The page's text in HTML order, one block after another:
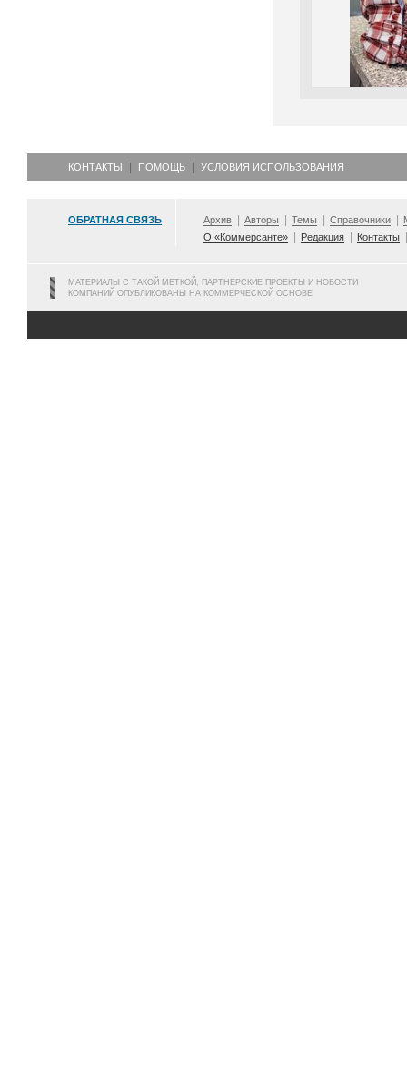
КОНТАКТЫ ПОМОЩЬ УСЛОВИЯ ИСПОЛЬЗОВАНИЯ
ОБРАТНАЯ СВЯЗЬ Архив Авторы Темы Справочники
О «Коммерсанте»
Редакция Контакты
МАТЕРИАЛЫ С ТАКОЙ МЕТКОЙ, ПАРТНЕРСКИЕ ПРОЕКТЫ И НОВОСТИ
КОМПАНИЙ ОПУБЛИКОВАНЫ НА КОММЕРЧЕСКОЙ ОСНОВЕ